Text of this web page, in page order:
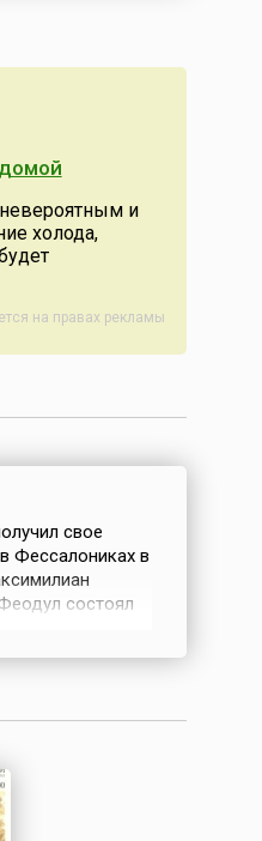
и до заката
2 огня.С 5
— это 12 дней
и
холода,
на правах рекламы
свое
Фессалониках в
состоял